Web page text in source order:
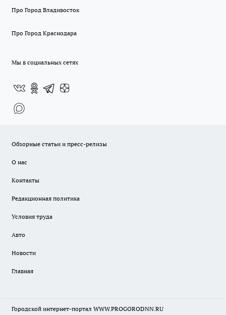
Про Город Владивосток
Про Город Краснодара
Мы в социальных сетях
Обзорные статьи и пресс-релизы
О нас
Контакты
Редакционная политика
Условия труда
Авто
Новости
Главная
Городской интернет-портал WWW.PROGORODNN.RU